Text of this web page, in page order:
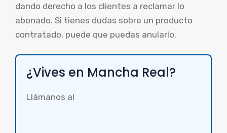
dando derecho a los clientes a reclamar lo
abonado. Si tienes dudas sobre un producto
contratado, puede que puedas anularlo.
¿Vives en Mancha Real?
Llámanos al